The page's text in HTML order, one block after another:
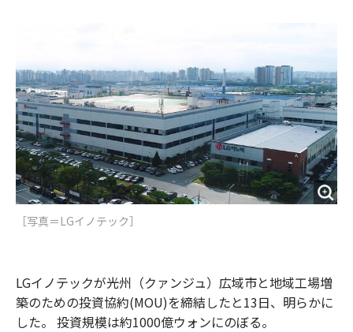
k
［写真＝LGイノテック］
LGイノテックが光州（クァンジュ）広域市と地域工場増
築のための投資協約(MOU)を締結したと13日、明らかに
した。 投資規模は約1000億ウォンにのぼる。